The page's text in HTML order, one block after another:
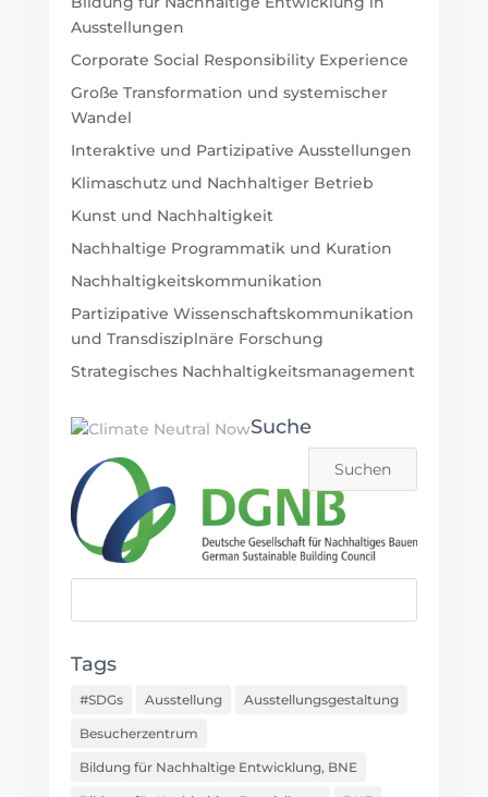
Ausstellungen
Corporate Social Responsibility Experience
Große Transformation und systemischer
Wandel
Interaktive und Partizipative Ausstellungen
Klimaschutz und Nachhaltiger Betrieb
Kunst und Nachhaltigkeit
Nachhaltige Programmatik und Kuration
Nachhaltigkeitskommunikation
Partizipative Wissenschaftskommunikation
und Transdisziplnäre Forschung
Strategisches Nachhaltigkeitsmanagement
Suche
Tags
#SDGs Ausstellung Ausstellungsgestaltung
Besucherzentrum
Bildung für Nachhaltige Entwicklung, BNE